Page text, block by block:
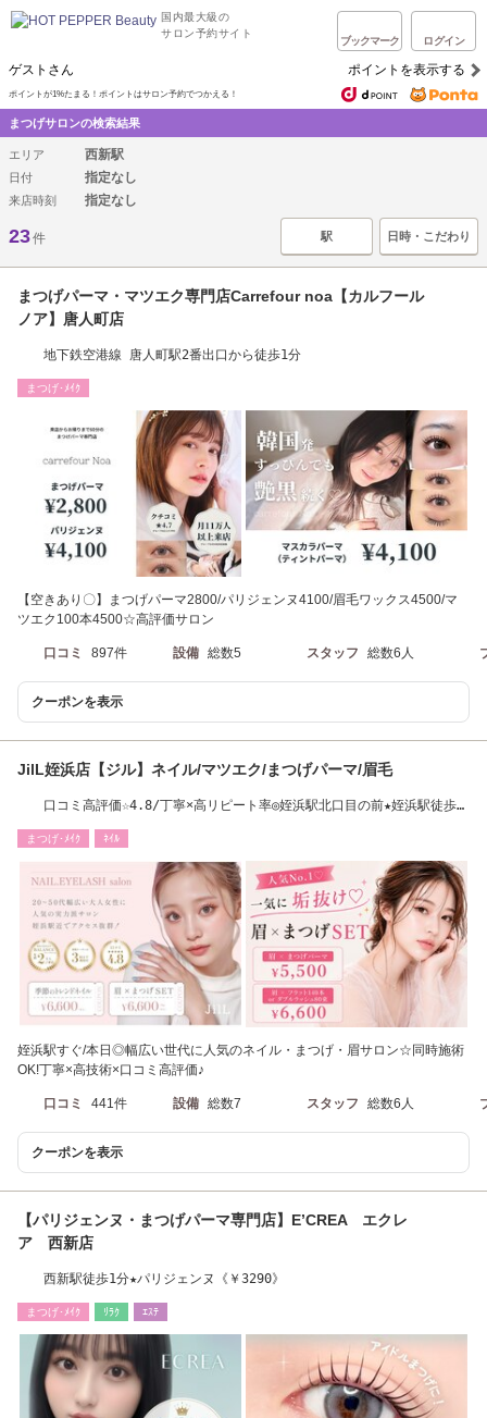
国内最大級の
サロン予約サイト
ブックマーク ログイン
ゲストさん ポイントを表示する
ポイントが1%たまる！ポイントはサロン予約でつかえる！
まつげサロンの検索結果
エリア 西新駅
日付 指定なし
来店時刻 指定なし
23件 駅 日時・こだわり
まつげパーマ・マツエク専門店Carrefour noa【カルフール
ノア】唐人町店
地下鉄空港線 唐人町駅2番出口から徒歩1分
まつげ･ﾒｲｸ
【空きあり〇】まつげパーマ2800/パリジェンヌ4100/眉毛ワックス4500/マ
ツエク100本4500☆高評価サロン
口コミ 897件 設備 総数5 スタッフ 総数6人
クーポンを表示
JilL姪浜店【ジル】ネイル/マツエク/まつげパーマ/眉毛
口コミ高評価☆4.8/丁寧×高リピート率◎姪浜駅北口目の前★姪浜駅徒歩１
まつげ･ﾒｲｸ ﾈｲﾙ
姪浜駅すぐ/本日◎幅広い世代に人気のネイル・まつげ・眉サロン☆同時施術
OK!丁寧×高技術×口コミ高評価♪
口コミ 441件 設備 総数7 スタッフ 総数6人
クーポンを表示
【パリジェンヌ・まつげパーマ専門店】E’CREA エクレ
ア 西新店
西新駅徒歩1分★パリジェンヌ《￥3290》
まつげ･ﾒｲｸ ﾘﾗｸ ｴｽﾃ